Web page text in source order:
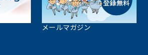
メールマガジン